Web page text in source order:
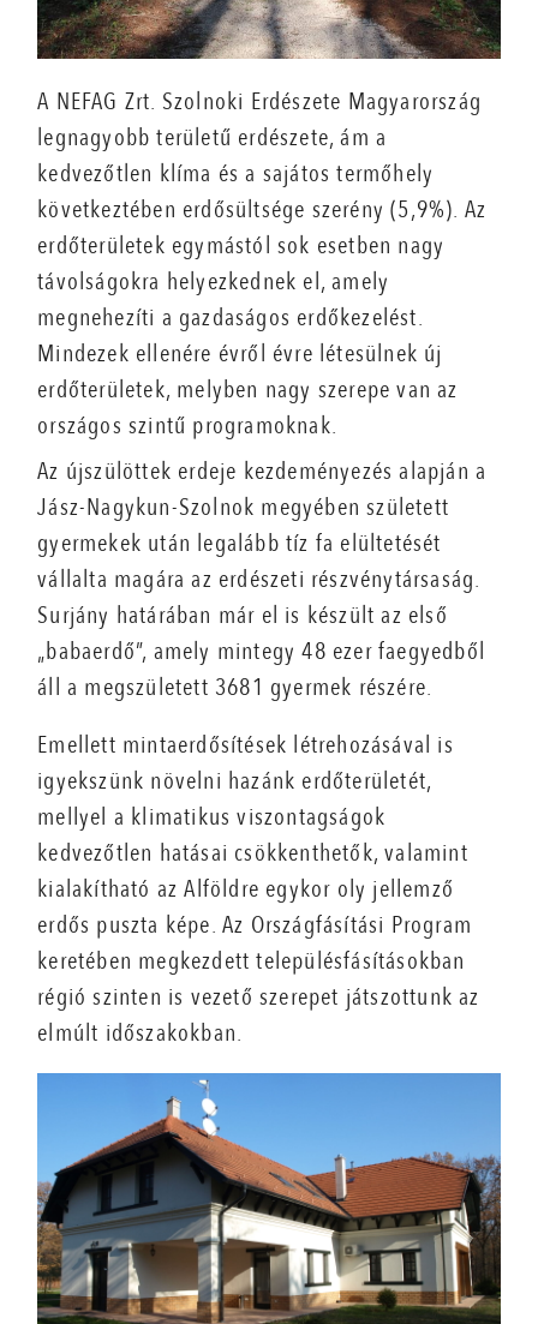
A NEFAG Zrt. Szolnoki Erdészete Magyarország
legnagyobb területű erdészete, ám a
kedvezőtlen klíma és a sajátos termőhely
következtében erdősültsége szerény (5,9%). Az
erdőterületek egymástól sok esetben nagy
távolságokra helyezkednek el, amely
megnehezíti a gazdaságos erdőkezelést.
Mindezek ellenére évről évre létesülnek új
erdőterületek, melyben nagy szerepe van az
országos szintű programoknak.
Az újszülöttek erdeje kezdeményezés alapján a
Jász-Nagykun-Szolnok megyében született
gyermekek után legalább tíz fa elültetését
vállalta magára az erdészeti részvénytársaság.
Surjány határában már el is készült az első
„babaerdő”, amely mintegy 48 ezer faegyedből
áll a megszületett 3681 gyermek részére.
Emellett mintaerdősítések létrehozásával is
igyekszünk növelni hazánk erdőterületét,
mellyel a klimatikus viszontagságok
kedvezőtlen hatásai csökkenthetők, valamint
kialakítható az Alföldre egykor oly jellemző
erdős puszta képe. Az Országfásítási Program
keretében megkezdett településfásításokban
régió szinten is vezető szerepet játszottunk az
elmúlt időszakokban.